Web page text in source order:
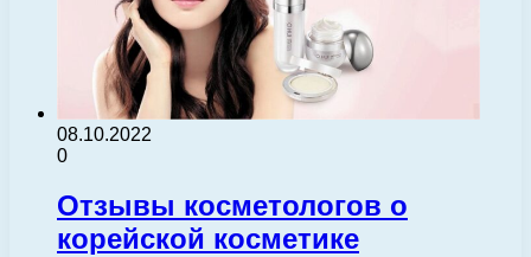
08.10.2022
0
Отзывы косметологов о
корейской косметике